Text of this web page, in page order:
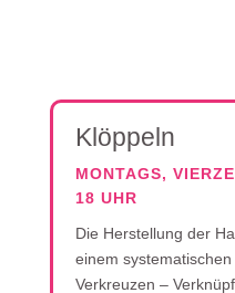
Klöppeln
MONTAGS,
18 UHR
Die Herstellung der
einem
Verkreuzen –